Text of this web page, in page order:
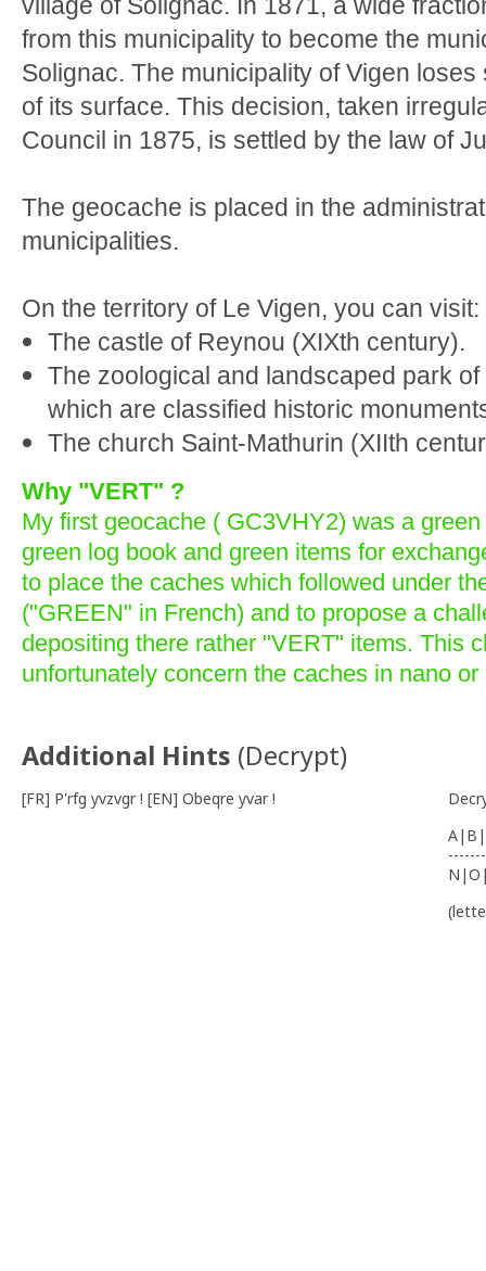
from this municipality to become the
Solignac. The municipality of Vigen
of its surface. This decision, taken
Council in 1875, is settled by the law of
The geocache is placed in the
municipalities.
On the territory of Le Vigen, you can visit:
The castle of Reynou (XIXth century).
The zoological and landscaped park
which are classified historic
The church Saint-Mathurin (XIIth
Why "VERT" ?
My first geocache ( GC3VHY2) was a
green log book and green items for
to place the caches which followed under
("GREEN" in French) and to propose a
depositing there rather "VERT" items. This
unfortunately concern the caches in nano
Additional Hints (Decrypt)
[FR] P'rfg yvzvgr ! [EN] Obeqre yvar !